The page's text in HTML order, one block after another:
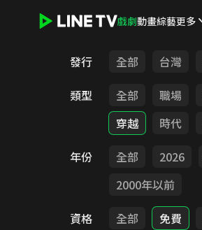
戲劇動畫綜藝更多
發行 全部 台灣
類型
全部 職場
穿越
時代
年份
全部 2026
2000年以前
資格
全部 免費